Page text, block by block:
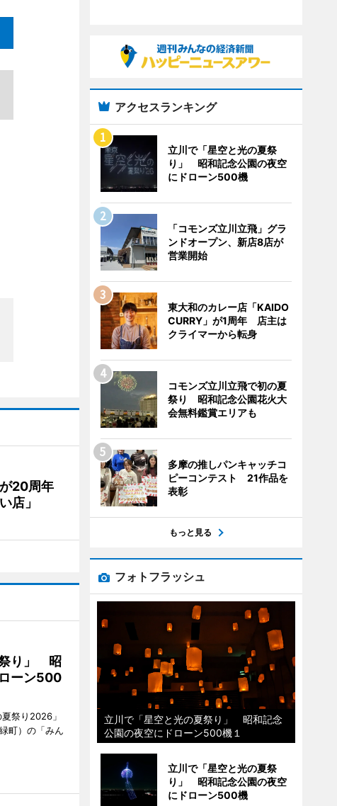
が20周年
店」
祭り」 昭
ーン500
祭り2026」
町）の「みん
アクセスランキング
立川で「星空と光の夏祭
り」 昭和記念公園の夜空
にドローン500機
「コモンズ立川立飛」グラ
ンドオープン、新店8店が
営業開始
東大和のカレー店「KAIDO
CURRY」が1周年 店主は
クライマーから転身
コモンズ立川立飛で初の夏
祭り 昭和記念公園花火大
会無料鑑賞エリアも
多摩の推しパンキャッチコ
ピーコンテスト 21作品を
表彰
もっと見る
フォトフラッシュ
立川で「星空と光の夏祭り」 昭和記念
公園の夜空にドローン500機１
立川で「星空と光の夏祭
り」 昭和記念公園の夜空
にドローン500機